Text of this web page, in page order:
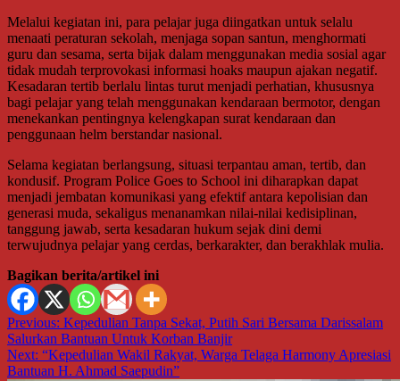
Melalui kegiatan ini, para pelajar juga diingatkan untuk selalu
menaati peraturan sekolah, menjaga sopan santun, menghormati
guru dan sesama, serta bijak dalam menggunakan media sosial agar
tidak mudah terprovokasi informasi hoaks maupun ajakan negatif.
Kesadaran tertib berlalu lintas turut menjadi perhatian, khususnya
bagi pelajar yang telah menggunakan kendaraan bermotor, dengan
menekankan pentingnya kelengkapan surat kendaraan dan
penggunaan helm berstandar nasional.
Selama kegiatan berlangsung, situasi terpantau aman, tertib, dan
kondusif. Program Police Goes to School ini diharapkan dapat
menjadi jembatan komunikasi yang efektif antara kepolisian dan
generasi muda, sekaligus menanamkan nilai-nilai kedisiplinan,
tanggung jawab, serta kesadaran hukum sejak dini demi
terwujudnya pelajar yang cerdas, berkarakter, dan berakhlak mulia.
Bagikan berita/artikel ini
Navigasi
pos
Previous: Kepedulian Tanpa Sekat, Putih Sari Bersama Darissalam
Salurkan Bantuan Untuk Korban Banjir
Next: “Kepedulian Wakil Rakyat, Warga Telaga Harmony Apresiasi
Bantuan H. Ahmad Saepudin”